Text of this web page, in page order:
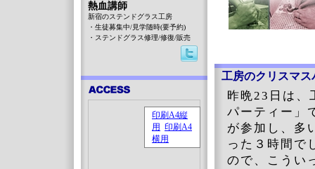
工房のクリスマス
昨晩23日は、
パーティー」
が参加し、多
った３時間で
ので、こうい
熱血講師
新宿のステンドグラス工房
・生徒募集中/見学随時(要予約)
・ステンドグラス修理/修復/販売